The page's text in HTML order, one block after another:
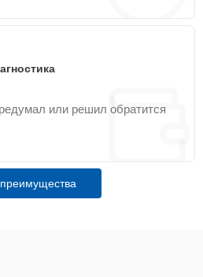
или решил обратится